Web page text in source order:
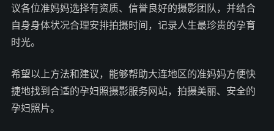
议各位准妈妈选择有资质、信誉良好的摄影团队，并结合
自身身体状况合理安排拍摄时间，记录人生最珍贵的孕育
时光。
希望以上方法和建议，能够帮助大连地区的准妈妈方便快
捷地找到合适的孕妇照摄影服务网站，拍摄美丽、安全的
孕妇照片。